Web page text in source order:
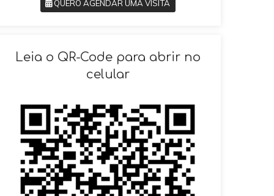
QUERO AGENDAR UMA VISITA
VOLTAR
Leia o QR-Code para abrir no
celular